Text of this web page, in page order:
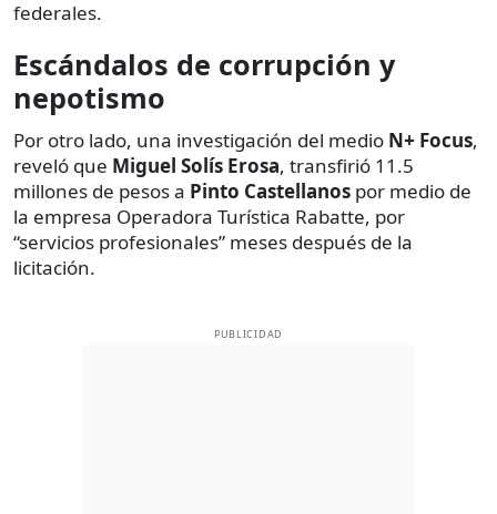
federales.
Escándalos de corrupción y
nepotismo
Por otro lado, una investigación del medio N+ Focus,
reveló que Miguel Solís Erosa, transfirió 11.5
millones de pesos a Pinto Castellanos por medio de
la empresa Operadora Turística Rabatte, por
“servicios profesionales” meses después de la
licitación.
PUBLICIDAD